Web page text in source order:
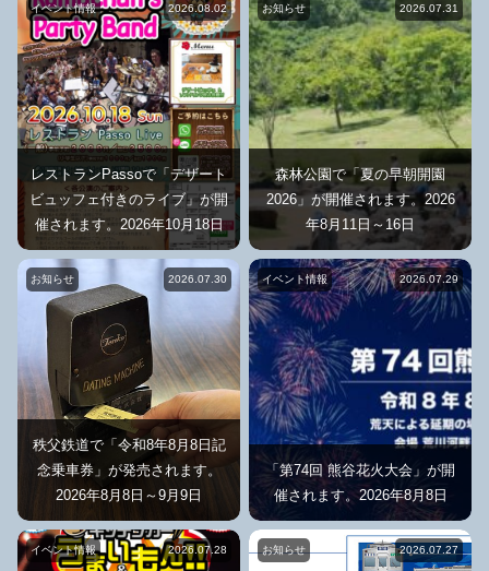
イベント情報 2026.08.02
レストランPassoで「デザート
ビュッフェ付きのライブ」が開
催されます。2026年10月18日
お知らせ 2026.07.31
森林公園で「夏の早朝開園
2026」が開催されます。2026
年8月11日～16日
お知らせ 2026.07.30
秩父鉄道で「令和8年8月8日記
念乗車券」が発売されます。
2026年8月8日～9月9日
イベント情報 2026.07.29
「第74回 熊谷花火大会」が開
催されます。2026年8月8日
イベント情報 2026.07.28 お知らせ 2026.07.27